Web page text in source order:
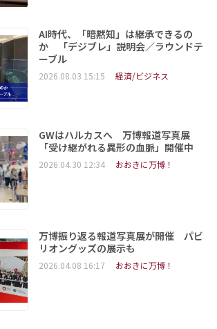
AI時代、「暗黙知」は継承できるの
か 「デジブレ」説明会／ラウンドテ
ーブル
2026.08.03 15:15 経済/ビジネス
GWはハルカスへ 万博報道写真展
「受け継がれる異形の血脈」開催中
2026.04.30 12:34 おおきに万博！
万博振り返る報道写真展が開催 パビ
リオングッズの展示も
2026.04.08 16:17 おおきに万博！